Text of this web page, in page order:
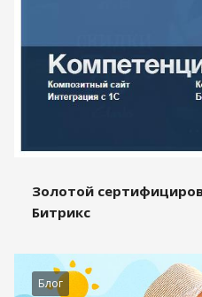
Золотой
Битрикс
Блог